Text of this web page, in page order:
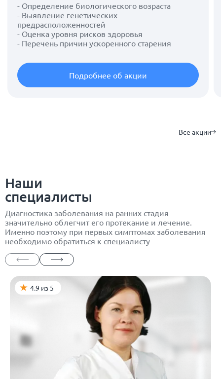
- Определение биологического возраста
- Выявление генетических
предрасположенностей
- Оценка уровня рисков здоровья
- Перечень причин ускоренного старения
Подробнее об акции
Все акции
Наши
специалисты
Диагностика заболевания на ранних стадия
значительно облегчит его протекание и лечение.
Именно поэтому при первых симптомах заболевания
необходимо обратиться к специалисту
4.9 из 5